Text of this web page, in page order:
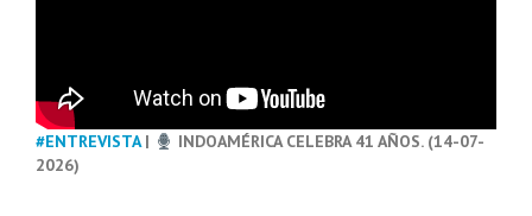
#ENTREVISTA|
INDOAMÉRICA CELEBRA 41 AÑOS. (14-07-
2026)